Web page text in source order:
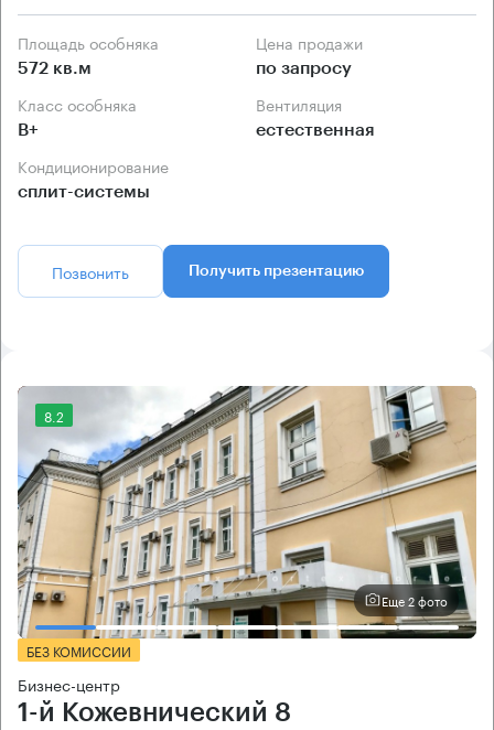
Площадь особняка
572 кв.м
Цена продажи
по запросу
Класс особняка
B+
Вентиляция
естественная
Кондиционирование
сплит-системы
Позвонить Получить презентацию
8.2
Еще 2 фото
БЕЗ КОМИССИИ
Бизнес-центр
1-й Кожевнический 8